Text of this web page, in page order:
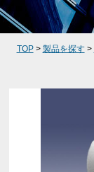
TOP> 製品を探す>